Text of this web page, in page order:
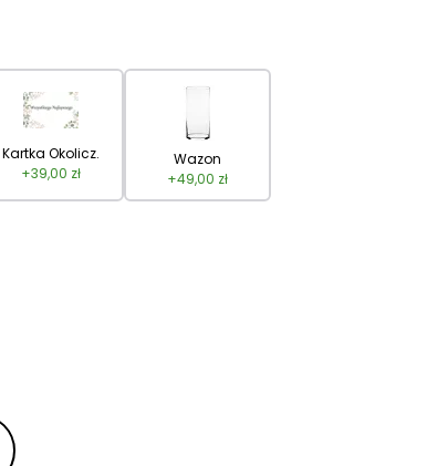
Kartka Okolicz.
+39,00 zł
Wazon
+49,00 zł